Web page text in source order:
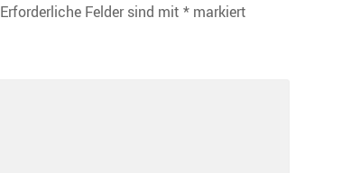
Erforderliche Felder sind mit *markiert